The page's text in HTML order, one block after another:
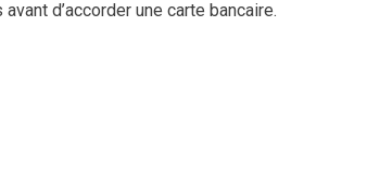
d’accorder une carte bancaire.